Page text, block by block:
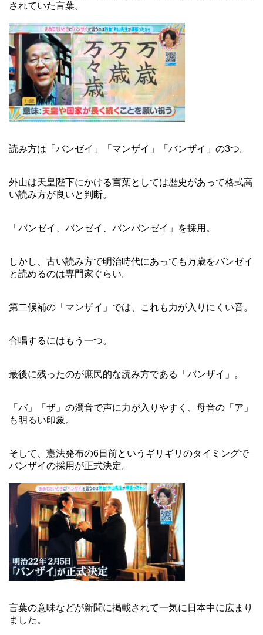
されていた言葉。
読み方は「バンゼイ」「マンザイ」「バンザイ」の3つ。
外山は天皇陛下にかける言葉としては歴史があって格式高
い読み方が良いと判断。
「バンゼイ、バンゼイ、バンバンゼイ」を採用。
しかし、古い読み方で明治時代にあっても万歳をバンゼイ
と読めるのは専門家ぐらい。
第二候補の「マンザイ」では、これも力が入りにくい音。
合唱するにはもう一つ。
最後に残ったのが庶民的な読み方である「バンザイ」。
「バ」「ザ」の濁音で声に力が入りやすく、母音の「ア」
も明るい印象。
そして、憲法発布の6日前というギリギリのタイミングで
バンザイの採用が正式決定。
言葉の意味などが新聞に掲載されて一気に日本中に広まり
ました。